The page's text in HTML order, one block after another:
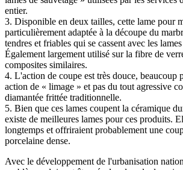
entier.
3. Disponible en deux tailles, cette lame pour
particulièrement adaptée à la découpe du
tendres et friables qui se cassent avec les
Également largement utilisé sur la fibre de
composites similaires.
4. L'action de coupe est très douce, beaucoup
action de « limage » et pas du tout agressive
diamantée frittée traditionnelle.
5. Bien que ces lames coupent la céramique
existe de meilleures lames pour ces produits.
longtemps et offriraient probablement une
porcelaine dense.
Avec le développement de l'urbanisation